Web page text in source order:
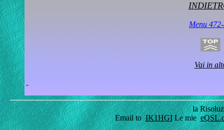
Menu
Vai in
la
Email toIK1HGILe mie